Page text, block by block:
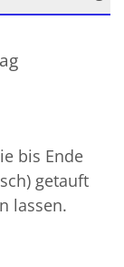
bis Ende
getauft
lassen.